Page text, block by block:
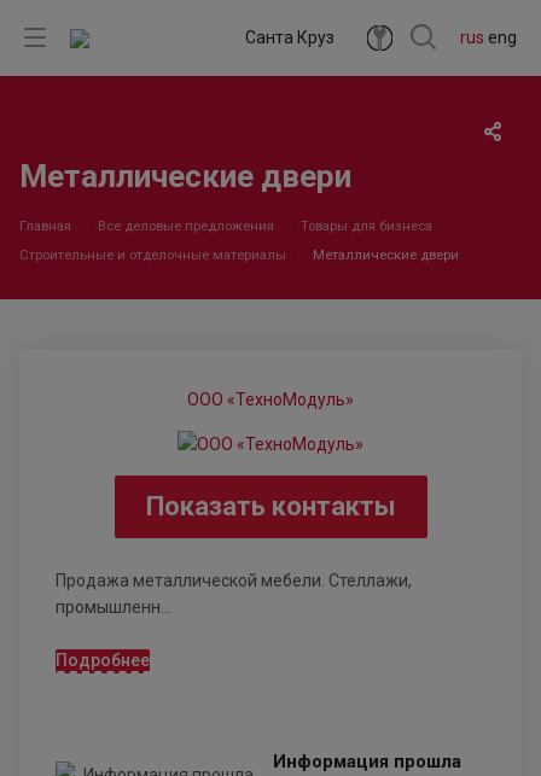
rus eng
Санта Круз
Металлические двери
Главная Все деловые предложения
Товары для бизнеса
Строительные и отделочные материалы
Металлические двери
ООО «ТехноМодуль»
Показать контакты
Продажа металлической мебели. Стеллажи,
промышленн...
Подробнее
Информация прошла